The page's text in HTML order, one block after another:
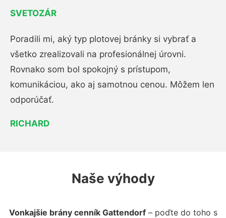
SVETOZÁR
Poradili mi, aký typ plotovej bránky si vybrať a
všetko zrealizovali na profesionálnej úrovni.
Rovnako som bol spokojný s prístupom,
komunikáciou, ako aj samotnou cenou. Môžem len
odporúčať.
RICHARD
Naše výhody
Vonkajšie brány cenník Gattendorf– poďte do toho s